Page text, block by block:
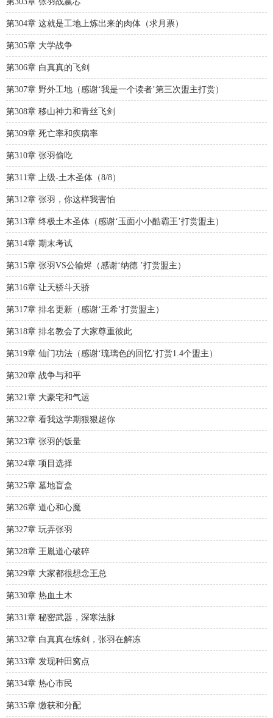
第304章 这就是工地上炼出来的肉体（求月票）
第305章 大学战争
第306章 白真真的飞剑
第307章 野外工地（感谢‘我是一个读者’第三次盟主打赏）
第308章 移山神力和青丝飞剑
第309章 死亡率和疾病率
第310章 张羽偷吃
第311章 上级-土木圣体（8/8）
第312章 张羽，你这样我害怕
第313章 终极土木圣体（感谢‘玉面小小酷霸王’打赏盟主）
第314章 期末考试
第315章 张羽VS公输烬（感谢‘纳德 ’打赏盟主）
第316章 让天骄斗天骄
第317章 排名更新（感谢‘王希’打赏盟主）
第318章 排名教会了大家尊重彼此
第319章 仙门功法（感谢‘琉璃色的回忆’打赏1.4个盟主）
第320章 战争与和平
第321章 大豪宅和气运
第322章 看我这学期狠狠超你
第323章 张羽的饭量
第324章 项目选择
第325章 墓地盲盒
第326章 道心和心魔
第327章 玩弄张羽
第328章 王胤道心破碎
第329章 大家都很想念王总
第330章 热血土木
第331章 秘密武器，深寒法脉
第332章 白真真在练剑，张羽在解冻
第333章 发现种田窝点
第334章 热心市民
第335章 缴获和分配